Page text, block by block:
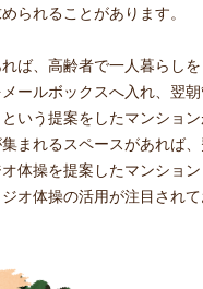
られることがあります。
ば、高齢者で一人暮らし
ールボックスへ入れ、翌
いう提案をしたマンション
まれるスペースがあれば
体操を提案したマンション
オ体操の活用が注目され